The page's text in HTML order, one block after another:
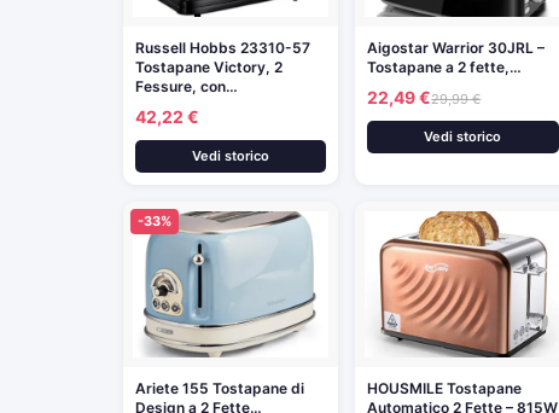
Russell Hobbs 23310-57
Tostapane Victory, 2
Fessure, con…
42,22 €
Vedi storico
Aigostar Warrior 30JRL –
Tostapane a 2 fette,…
22,49 €29,99 €
Vedi storico
-33%
Ariete 155 Tostapane di
Design a 2 Fette…
HOUSMILE Tostapane
Automatico 2 Fette – 815W